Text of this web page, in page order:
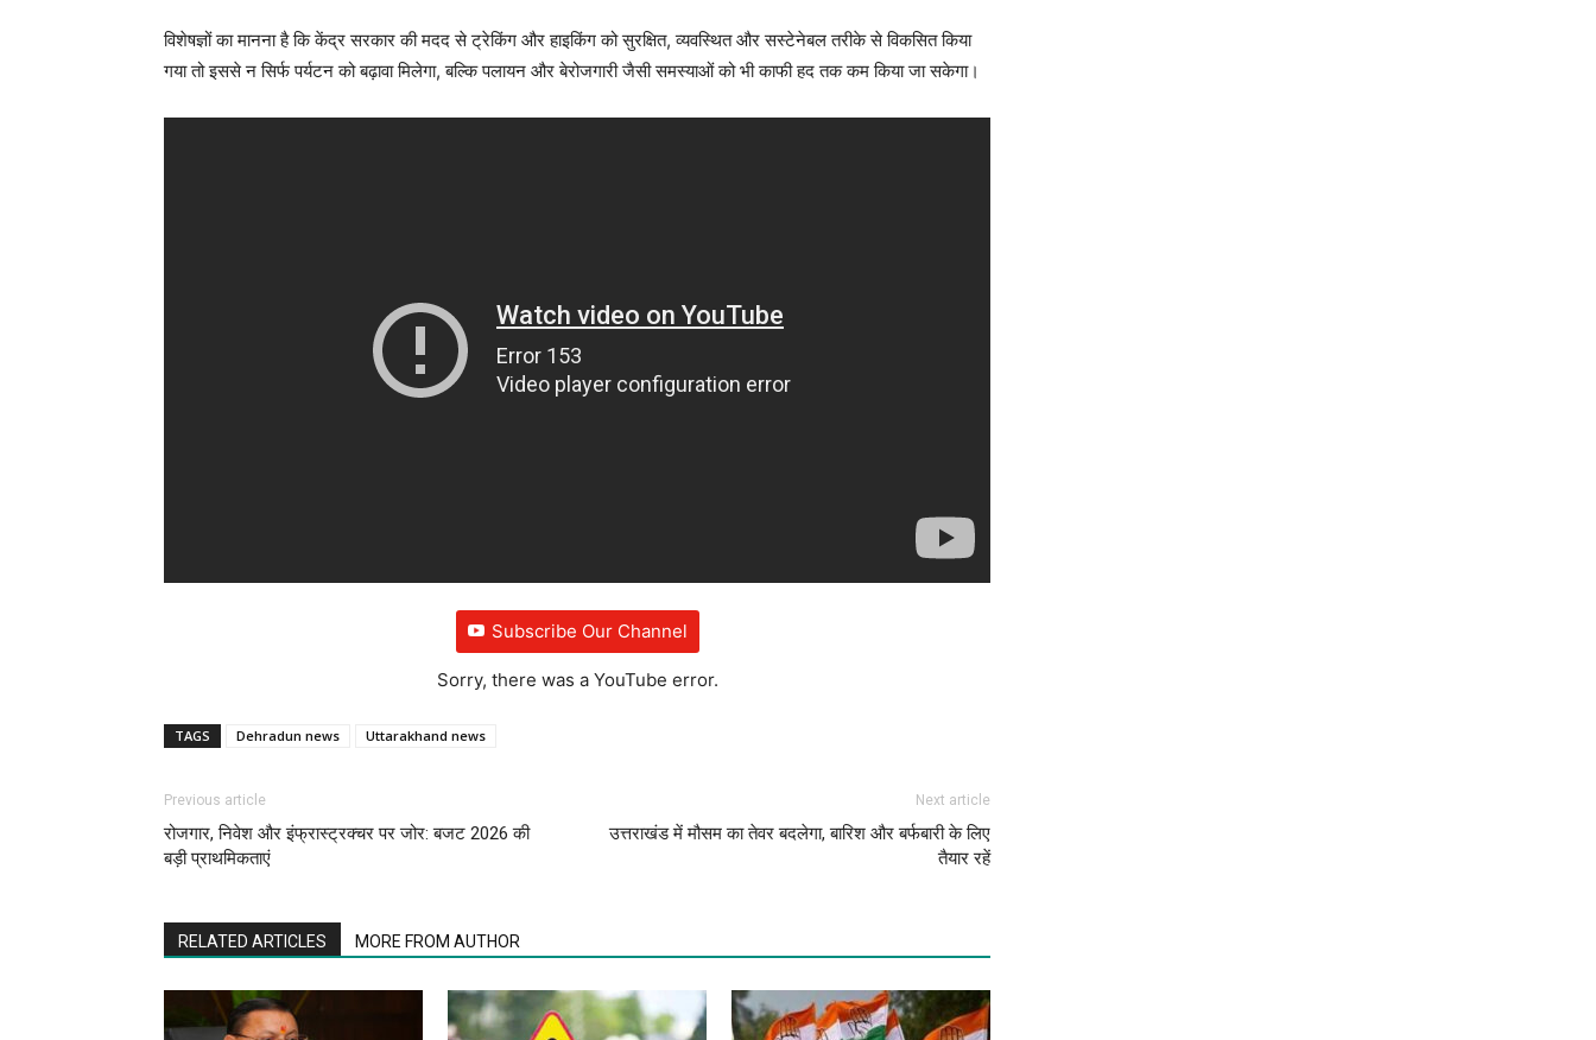
विशेषज्ञों का मानना है कि केंद्र सरकार की मदद से ट्रेकिंग और हाइकिंग को सुरक्षित, व्यवस्थित और सस्टेनेबल तरीके से विकसित किया
गया तो इससे न सिर्फ पर्यटन को बढ़ावा मिलेगा, बल्कि पलायन और बेरोजगारी जैसी समस्याओं को भी काफी हद तक कम किया जा सकेगा।
Subscribe Our Channel
Sorry, there was a YouTube error.
TAGS Dehradun news Uttarakhand news
Previous article
रोजगार, निवेश और इंफ्रास्ट्रक्चर पर जोर: बजट 2026 की
बड़ी प्राथमिकताएं
Next article
उत्तराखंड में मौसम का तेवर बदलेगा, बारिश और बर्फबारी के लिए
तैयार रहें
RELATED ARTICLES MORE FROM AUTHOR